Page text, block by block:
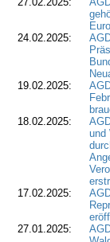
24.02.2025:
19.02.2025:
18.02.2025:
und
17.02.2025:
27.01.2025: